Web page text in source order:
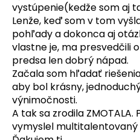
vystúpenie(kedže som aj
Lenže, keď som v tom
pohľady a dokonca aj
vlastne je, ma presvedčili
predsa len dobrý nápad.
Začala som hľadať
aby bol krásny,
výnimočnosti.
A tak sa zrodila
vymyslel multitalentovaný